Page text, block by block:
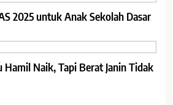
2025 untuk Anak Sekolah Dasar
Hamil Naik, Tapi Berat Janin Tidak